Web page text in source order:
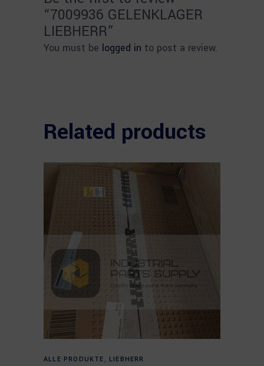
“7009936 GELENKLAGER
LIEBHERR”
You must be logged in to post a review.
Related products
Read more
ALLE PRODUKTE , LIEBHERR